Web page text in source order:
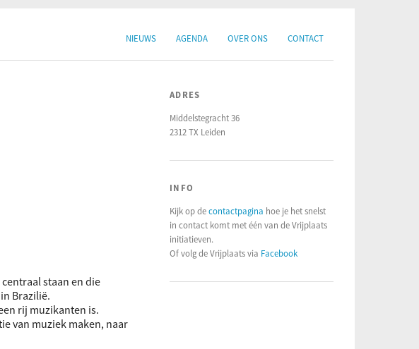
NIEUWS AGENDA OVER ONS CONTACT
staan en die
Brazilië.
rij muzikanten is.
van muziek maken, naar
ADRES
Middelstegracht 36
2312 TX Leiden
INFO
Kijk op decontactpagina hoe je het snelst
in contact komt met één van de Vrijplaats
initiatieven.
Of volg de Vrijplaats via Facebook